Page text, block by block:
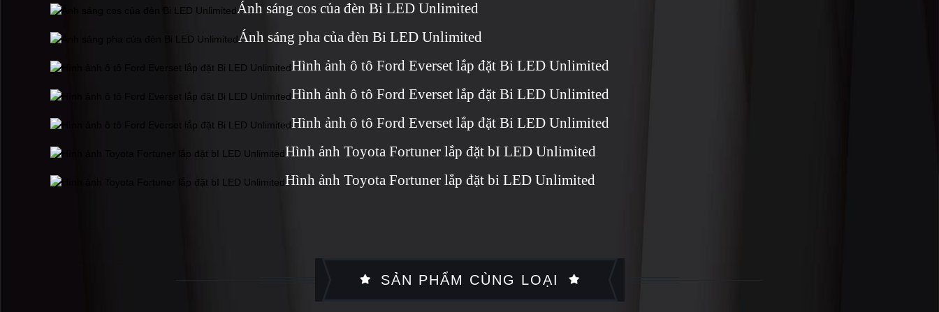
Ánh sáng cos của đèn Bi LED Unlimited
Ánh sáng pha của đèn Bi LED Unlimited
Hình ảnh ô tô Ford Everset lắp đặt Bi LED Unlimited
Hình ảnh ô tô Ford Everset lắp đặt Bi LED Unlimited
Hình ảnh ô tô Ford Everset lắp đặt Bi LED Unlimited
Hình ảnh Toyota Fortuner lắp đặt bI LED Unlimited
Hình ảnh Toyota Fortuner lắp đặt bi LED Unlimited
SẢN PHẨM CÙNG LOẠI